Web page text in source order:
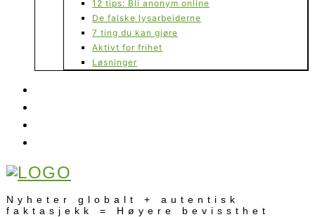
12 tips: Bli anonym online
De falske lysarbeiderne
7 ting du kan gjøre
Aktivt for frihet
Løsninger
Nyheter globalt + autentisk
faktasjekk = Høyere bevissthet